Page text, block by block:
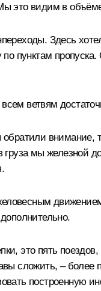
это видим в
Здесь
пунктам
ветвям
мы железной
это пять
сложить, –
построенную